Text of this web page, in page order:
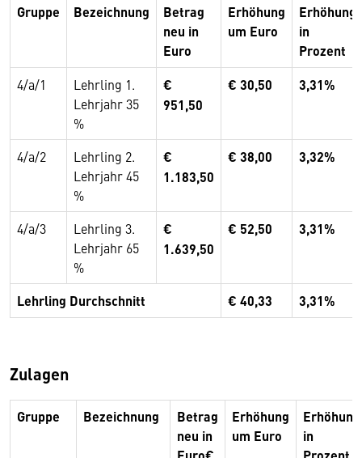
Gruppe Bezeichnung
Betrag
neu in
Euro
Erhöhung
um Euro
Erhöhung
in
Prozent
4/a/1
Lehrling 1.
Lehrjahr 35
%
€
951,50
€ 30,50 3,31%
4/a/2
Lehrling 2.
Lehrjahr 45
%
€
1.183,50
€ 38,00 3,32%
4/a/3
Lehrling 3.
Lehrjahr 65
%
€
1.639,50
€ 52,50 3,31%
Lehrling Durchschnitt € 40,33 3,31%
Zulagen
Gruppe Bezeichnung
Betrag
neu in
Erhöhung
um Euro
Erhöhung
in